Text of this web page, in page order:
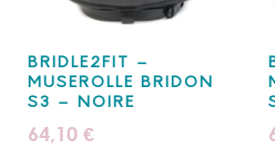
BRIDLE2FIT –
MUSEROLLE BRIDON
S3 – NOIRE
64,10 €